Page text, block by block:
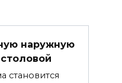
наружную
становится